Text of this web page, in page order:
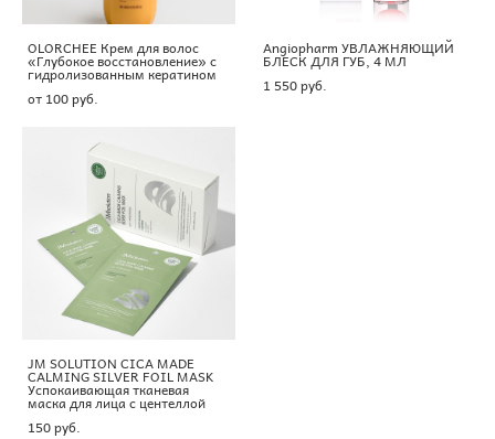
OLORCHEE Крем для волос
«Глубокое восстановление» с
гидролизованным кератином
от 100 pуб.
Angiopharm УВЛАЖНЯЮЩИЙ
БЛЕСК ДЛЯ ГУБ, 4 МЛ
1 550 pуб.
JM SOLUTION CICA MADE
CALMING SILVER FOIL MASK
Успокаивающая тканевая
маска для лица с центеллой
150 pуб.